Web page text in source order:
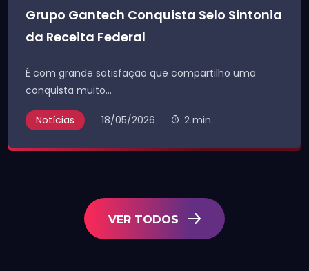
Grupo Gantech Conquista Selo Sintonia
da Receita Federal
É com grande satisfação que compartilho uma
conquista muito...
Notícias 18/05/2026 2 min.
VER TODOS